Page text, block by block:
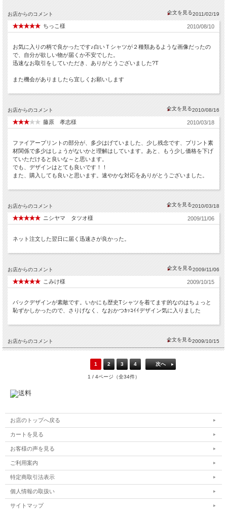
お店からのコメント 2011/02/19
ちっこ様 2010/08/10
お気に入りの柄で良かったです♪白いＴシャツが２種類あるような画像だったの
で、自分が欲しい物が届くか不安でした。
迅速なお取引をしていただき、ありがとうございました?T
また機会がありましたら宜しくお願いします
お店からのコメント 2010/08/16
藤原 孝志様 2010/03/18
ファイアープリントの部分が、多少はげていました、少し残念です、プリント素
材関係で多少はしょうがないかと理解はしています。あと、もう少し価格を下げ
ていただけると良いな～と思います。
でも、デザインはとても良いです！！
また、購入しても良いと思います。速やかな対応をありがとうございました。
お店からのコメント 2010/03/18
ニシヤマ タツオ様 2009/11/06
ネット注文した翌日に届く迅速さが良かった。
お店からのコメント 2009/11/06
こみけ様 2009/10/15
バックデザインが素敵です。いかにも歴史Tシャツを着てます的なのはちょっと
恥ずかしかったので、さりげなく、なおかつｶｯｺｲｲデザイン気に入りました
お店からのコメント 2009/10/15
1 2 3 4 次へ
1 / 4ページ（全34件）
お店のトップへ戻る
カートを見る
お客様の声を見る
ご利用案内
特定商取引法表示
個人情報の取扱い
サイトマップ